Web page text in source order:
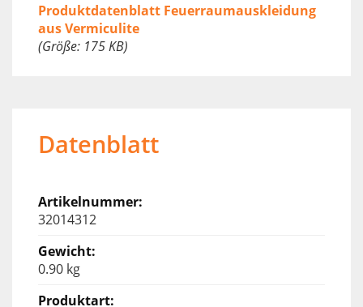
Produktdatenblatt Feuerraumauskleidung
aus Vermiculite
(Größe: 175 KB)
Datenblatt
32014312
0.90 kg